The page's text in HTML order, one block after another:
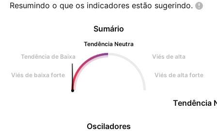
Resumindo o que os indicadores estão sugerindo.
Osciladores
Sumário
Tendência Neutra
Tendência de Baixa
Viés de alta
Viés de baixa forte Viés de alta forte
Tendência